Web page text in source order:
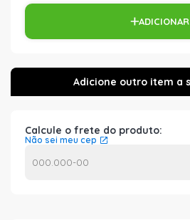
ADICIONAR
Calcule o frete do produto:
Não sei meu cep